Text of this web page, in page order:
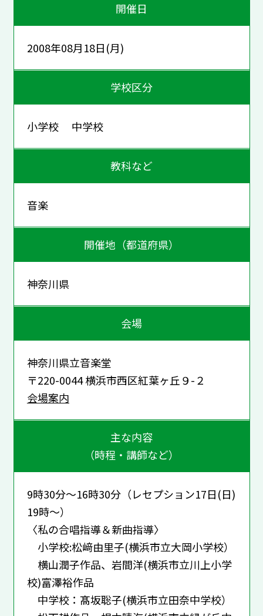
開催日
2008年08月18日(月)
学校区分
小学校 中学校
教科など
音楽
開催地（都道府県）
神奈川県
会場
神奈川県立音楽堂
〒220-0044 横浜市西区紅葉ヶ丘９-２
会場案内
主な内容
（時程・講師など）
9時30分～16時30分（レセプション17日(日)
19時～）
〈私の合唱指導＆新曲指導〉
小学校:松﨑由里子(横浜市立大岡小学校）
横山潤子作品、岩間洋(横浜市立川上小学
校)富澤裕作品
中学校：髙坂聡子(横浜市立田奈中学校）